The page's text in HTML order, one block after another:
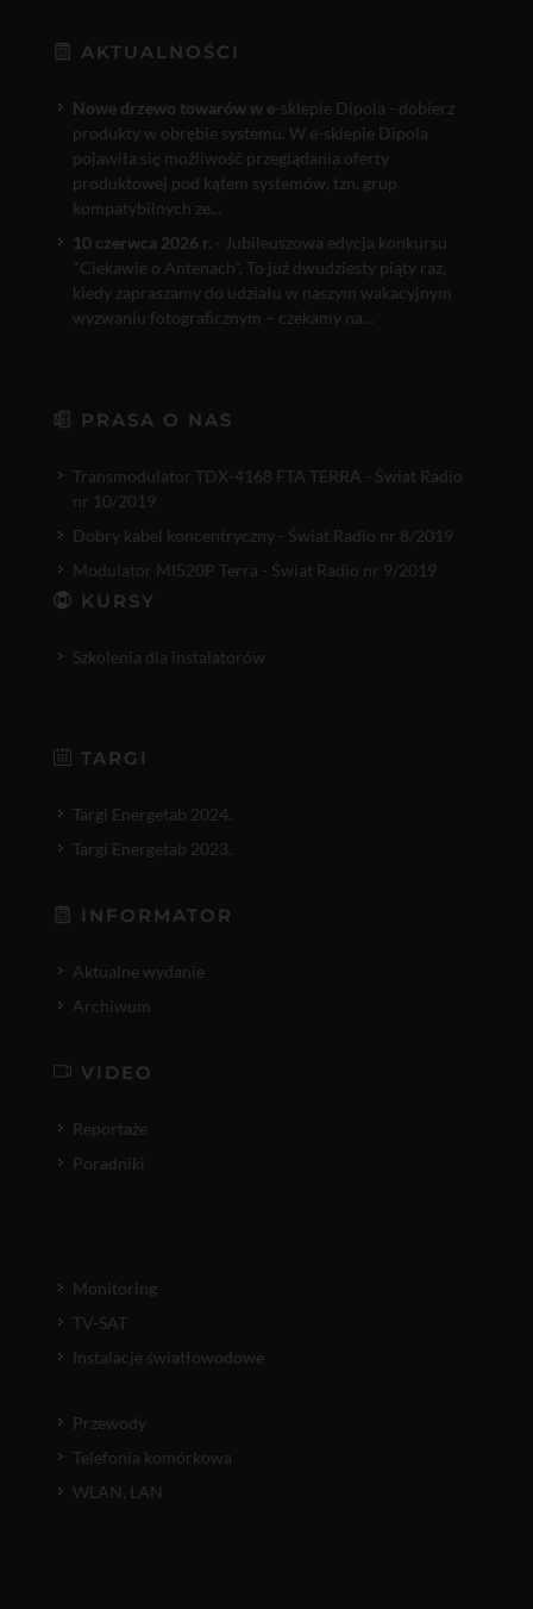
AKTUALNOŚCI
Nowe drzewo towarów w e-sklepie Dipola - dobierz
produkty w obrębie systemu. W e-sklepie Dipola
pojawiła się możliwość przeglądania oferty
produktowej pod kątem systemów, tzn. grup
kompatybilnych ze...
10 czerwca 2026 r. - Jubileuszowa edycja konkursu
"Ciekawie o Antenach". To już dwudziesty piąty raz,
kiedy zapraszamy do udziału w naszym wakacyjnym
wyzwaniu fotograficznym – czekamy na...
PRASA O NAS
Transmodulator TDX-4168 FTA TERRA - Świat Radio
nr 10/2019
Dobry kabel koncentryczny - Świat Radio nr 8/2019
Modulator MI520P Terra - Świat Radio nr 9/2019
KURSY
Szkolenia dla instalatorów
TARGI
Targi Energetab 2024.
Targi Energetab 2023.
INFORMATOR
Aktualne wydanie
Archiwum
VIDEO
Reportaże
Poradniki
Monitoring
TV-SAT
Instalacje światłowodowe
Przewody
Telefonia komórkowa
WLAN, LAN